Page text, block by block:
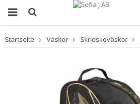
Startseite Väskor Skridskoväskor